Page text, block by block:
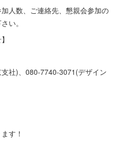
人数、ご連絡先、懇親会参加の
い。
社)、080-7740-3071(デザイン
す！